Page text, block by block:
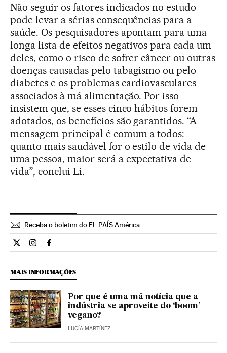
Não seguir os fatores indicados no estudo
pode levar a sérias consequências para a
saúde. Os pesquisadores apontam para uma
longa lista de efeitos negativos para cada um
deles, como o risco de sofrer câncer ou outras
doenças causadas pelo tabagismo ou pelo
diabetes e os problemas cardiovasculares
associados à má alimentação. Por isso
insistem que, se esses cinco hábitos forem
adotados, os benefícios são garantidos. “A
mensagem principal é comum a todos:
quanto mais saudável for o estilo de vida de
uma pessoa, maior será a expectativa de
vida”, conclui Li.
Receba o boletim do EL PAÍS América
Ciencia El País Brasil en Twitter
Ciencia El País Brasil en Instagram
Ciencia El País Brasil en Facebook
MAIS INFORMAÇÕES
Por que é uma má notícia que a
indústria se aproveite do ‘boom’
vegano?
LUCÍA MARTÍNEZ